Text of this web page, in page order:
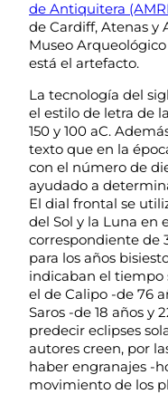
de Antiquitera
de Cardiff, Atenas y
Museo
está el artefacto.
La tecnología del
el estilo de letra de
150 y 100 aC.
texto que en la
con el número de
ayudado a
El dial frontal se
del Sol y la Luna en
correspondiente de
para los años
indicaban el tiempo
el de Calipo -de 76
Saros -de 18 años y
predecir eclipses
autores creen, por
haber engranajes -
movimiento de los